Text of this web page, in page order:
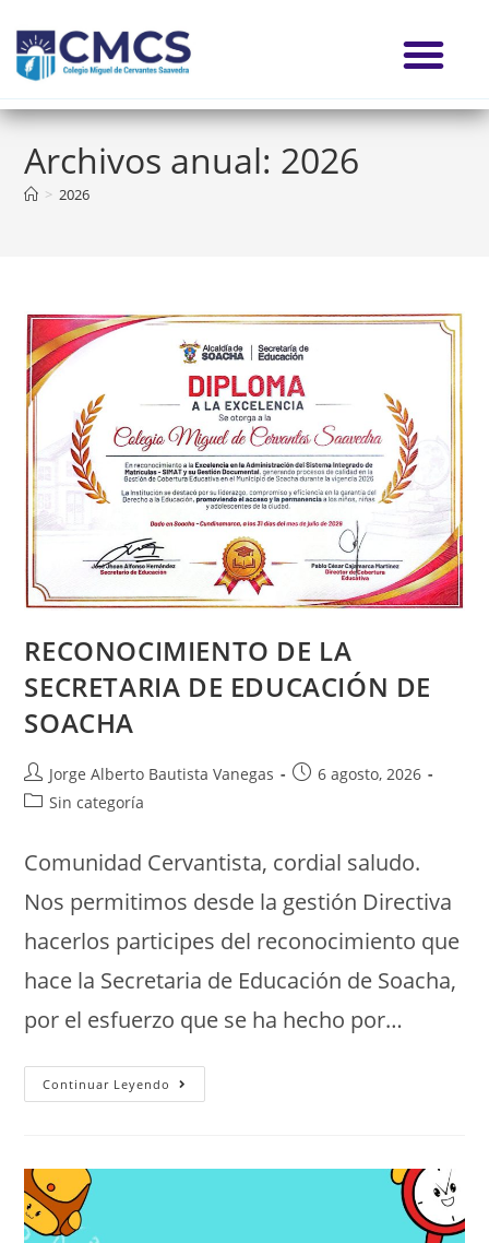
Archivos anual: 2026
> 2026
RECONOCIMIENTO DE LA
SECRETARIA DE EDUCACIÓN DE
SOACHA
Jorge Alberto Bautista Vanegas
6 agosto, 2026
Sin categoría
Comunidad Cervantista, cordial saludo.
Nos permitimos desde la gestión Directiva
hacerlos participes del reconocimiento que
hace la Secretaria de Educación de Soacha,
por el esfuerzo que se ha hecho por…
Continuar Leyendo